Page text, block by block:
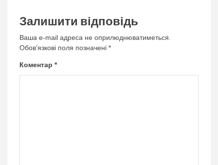
Залишити відповідь
Ваша e-mail адреса не оприлюднюватиметься.
Обов’язкові поля позначені *
Коментар *